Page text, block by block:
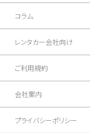
コラム
レンタカー会社向け
ご利用規約
会社案内
プライバシーポリシー